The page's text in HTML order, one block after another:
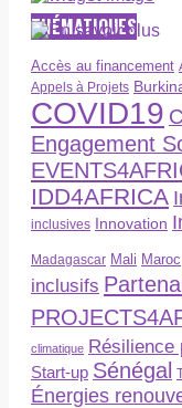
THÉMATIQUES
Accès au financement
Appels à Projets
COVID19
Engagement
IDD4AFRICA
inclusives Innovation
Madagascar Mali Maroc
inclusifs
climatique Résilience
Start-up Sénégal
Énergies